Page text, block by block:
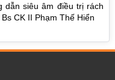
dẫn siêu âm điều trị rách
CK II Phạm Thế Hiển